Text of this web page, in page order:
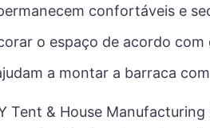
confortáveis ​​e
o espaço de acordo com
a montar a barraca
Tent & House